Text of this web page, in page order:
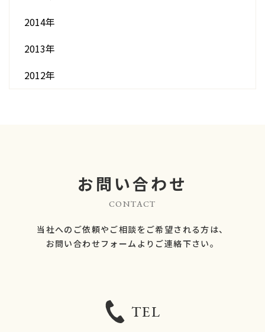
2014年
2013年
2012年
お問い合わせ
CONTACT
当社へのご依頼やご相談をご希望される方は、
​​​​​​​お問い合わせフォームよりご連絡下さい。
TEL